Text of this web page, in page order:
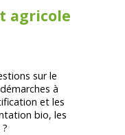
agricole
sur le
à
et les
bio, les